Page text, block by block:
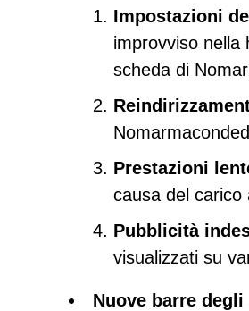
Impostazioni
improvviso nella
scheda di
Prestazioni
causa del carico
Pubblicità
visualizzati su
Nuove barre